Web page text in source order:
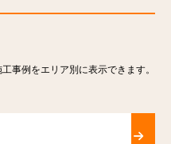
事例をエリア別に表示できます。